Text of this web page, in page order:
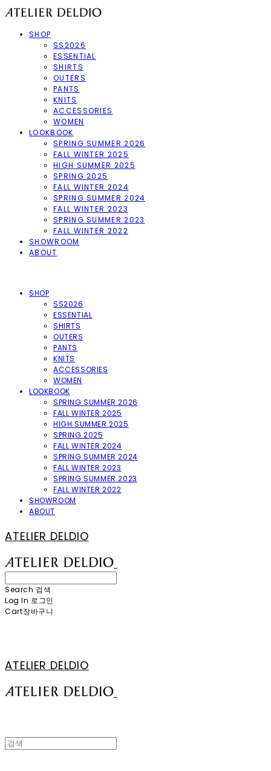
SHOP
SS2026
ESSENTIAL
SHIRTS
OUTERS
PANTS
KNITS
ACCESSORIES
WOMEN
LOOKBOOK
SPRING SUMMER 2026
FALL WINTER 2025
HIGH SUMMER 2025
SPRING 2025
FALL WINTER 2024
SPRING SUMMER 2024
FALL WINTER 2023
SPRING SUMMER 2023
FALL WINTER 2022
SHOWROOM
ABOUT
SHOP
SS2026
ESSENTIAL
SHIRTS
OUTERS
PANTS
KNITS
ACCESSORIES
WOMEN
LOOKBOOK
SPRING SUMMER 2026
FALL WINTER 2025
HIGH SUMMER 2025
SPRING 2025
FALL WINTER 2024
SPRING SUMMER 2024
FALL WINTER 2023
SPRING SUMMER 2023
FALL WINTER 2022
SHOWROOM
ABOUT
ATELIER DELDIO
Search 검색
Log In 로그인
Cart장바구니
ATELIER DELDIO